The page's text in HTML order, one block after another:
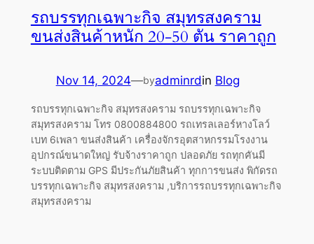
รถบรรทุกเฉพาะกิจ สมุทรสงคราม
ขนส่งสินค้าหนัก 20-50 ตัน ราคาถูก
Nov 14, 2024—byadminrdin Blog
รถบรรทุกเฉพาะกิจ สมุทรสงคราม รถบรรทุกเฉพาะกิจ
สมุทรสงคราม โทร 0800884800 รถเทรลเลอร์หางโลว์
เบท 6เพลา ขนส่งสินค้า เครื่องจักรอุตสาหกรรมโรงงาน
อุปกรณ์ขนาดใหญ่ รับจ้างราคาถูก ปลอดภัย รถทุกคันมี
ระบบติดตาม GPS มีประกันภัยสินค้า ทุกการขนส่ง พิกัดรถ
บรรทุกเฉพาะกิจ สมุทรสงคราม ,บริการรถบรรทุกเฉพาะกิจ
สมุทรสงคราม